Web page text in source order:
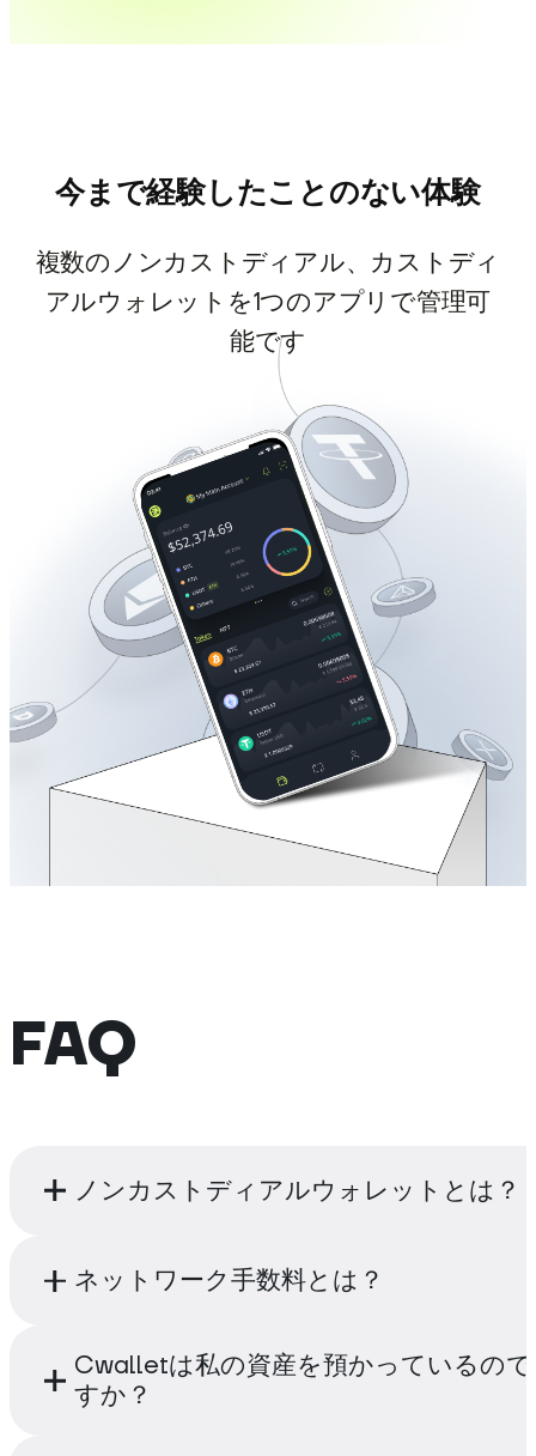
今まで経験したことのない体験
複数のノンカストディアル、カストディ
アルウォレットを1つのアプリで管理可
能です
FAQ
ノンカストディアルウォレットとは？
ノンカストディアルクリプトウォレットは、
が秘密鍵を所有し管理するものです。資金を
ォレットは最良の選択肢です。
ネットワーク手数料とは？
ネットワーク手数料とはユーザーが暗号通貨
行する際に課金される暗号通貨取引手数料で
Cwalletは私の資産を預かっているので
すか？